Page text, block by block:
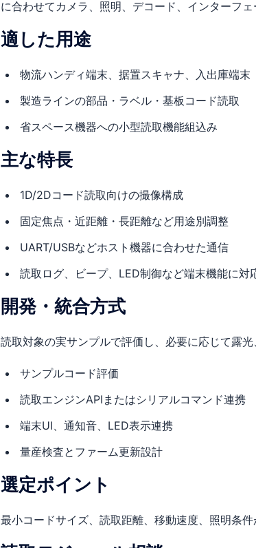
に合わせてカメラ、照明、デコード、インターフェ
適した用途
物流ハンディ端末、据置スキャナ、入出庫端末
製造ラインの部品・ラベル・基板コード読取
省スペース機器への小型読取機能組込み
主な特長
1D/2Dコード読取向けの撮像構成
固定焦点・近距離・長距離など用途別調整
UART/USBなどホスト機器に合わせた通信
読取ログ、ビープ、LED制御など端末機能に対
開発・統合方式
読取対象の実サンプルで評価し、必要に応じて露
サンプルコード評価
読取エンジンAPIまたはシリアルコマンド連携
端末UI、通知音、LED表示連携
量産検査とファーム更新設計
選定ポイント
最小コードサイズ、読取距離、移動速度、照明条